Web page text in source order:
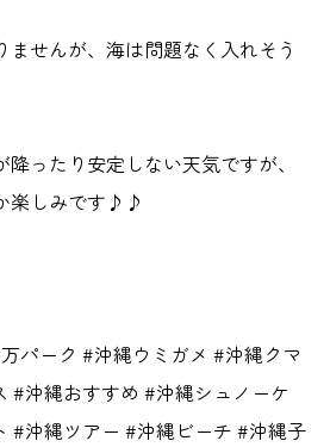
せんが、海は問題なく入れそう
ったり安定しない天気ですが、
楽しみです♪♪
パーク #沖縄ウミガメ #沖縄クマ
#沖縄おすすめ #沖縄シュノーケ
#沖縄ツアー #沖縄ビーチ #沖縄子